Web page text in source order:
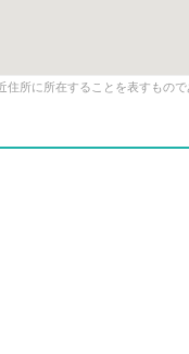
所に所在することを表すもの